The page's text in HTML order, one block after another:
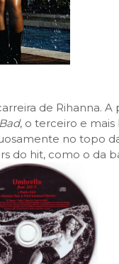
de Rihanna. A
, o terceiro e
no topo
do hit, como o da